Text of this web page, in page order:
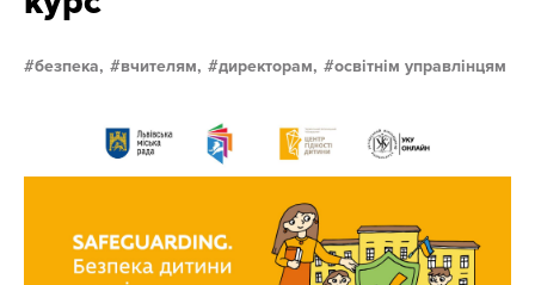
безпека, вчителям, директорам, освітнім управлінцям